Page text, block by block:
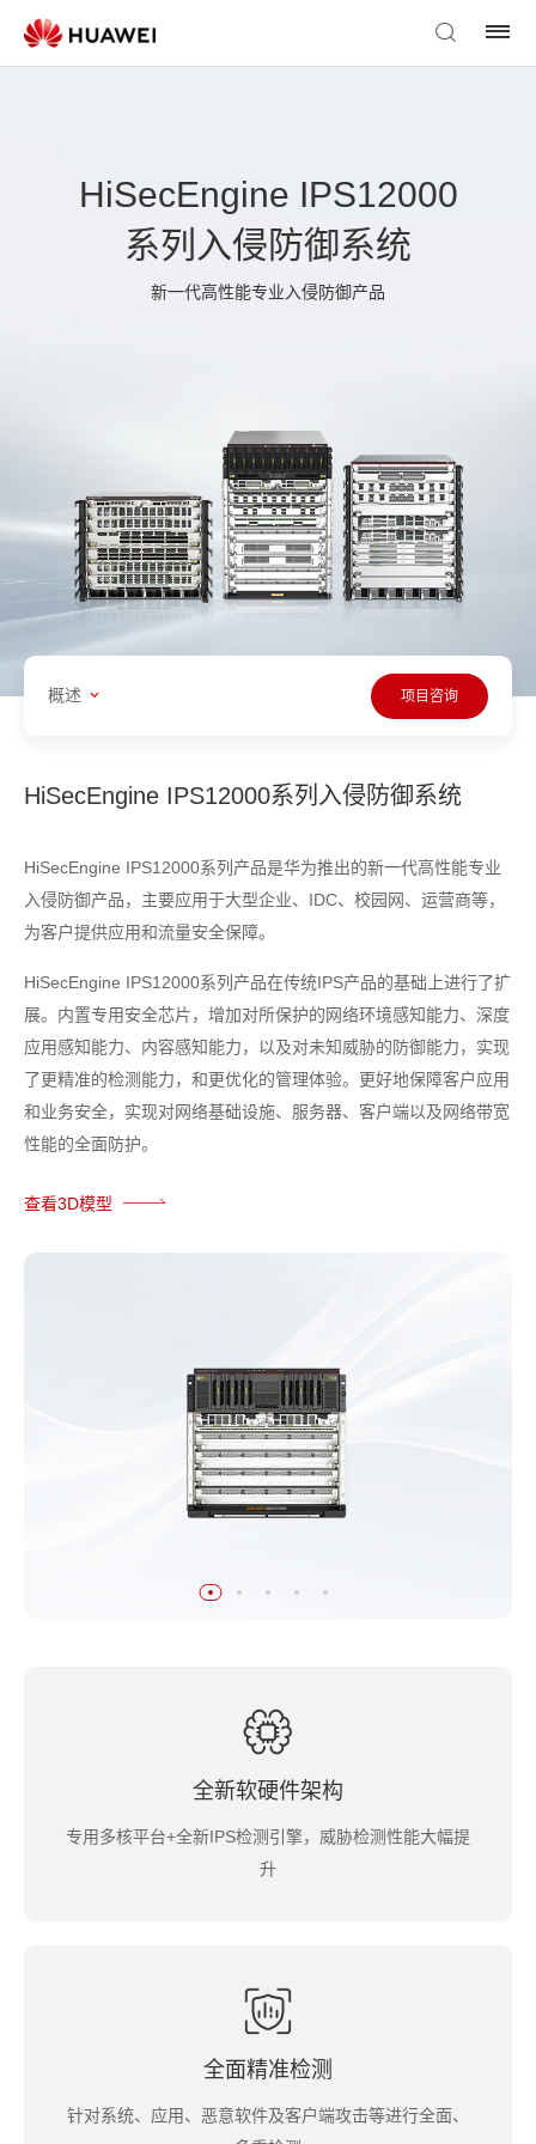
HiSecEngine IPS12000
系列入侵防御系统
新一代高性能专业入侵防御产品
概述 项目咨询
HiSecEngine IPS12000系列入侵防御系统
HiSecEngine IPS12000系列产品是华为推出的新一代高性能专业
入侵防御产品，主要应用于大型企业、IDC、校园网、运营商等，
为客户提供应用和流量安全保障。
HiSecEngine IPS12000系列产品在传统IPS产品的基础上进行了扩
展。内置专用安全芯片，增加对所保护的网络环境感知能力、深度
应用感知能力、内容感知能力，以及对未知威胁的防御能力，实现
了更精准的检测能力，和更优化的管理体验。更好地保障客户应用
和业务安全，实现对网络基础设施、服务器、客户端以及网络带宽
性能的全面防护。
查看3D模型
全新软硬件架构
专用多核平台+全新IPS检测引擎，威胁检测性能大幅提
升
全面精准检测
针对系统、应用、恶意软件及客户端攻击等进行全面、